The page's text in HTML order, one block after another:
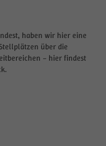
haben wir hier eine
über die
– hier findest